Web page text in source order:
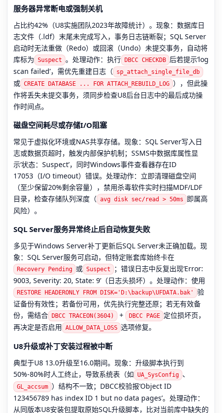
服务器异常断电或强制关机
占比约42%（U8实施团队2023年故障统计）。现象：数据库日
志文件（.ldf）末尾未完成写入，事务日志链断裂；SQL Server
启动时无法重做（Redo）或回滚（Undo）未提交事务，自动将
库标为 Suspect 。处理动作：执行 DBCC CHECKDB 后若提示‘log
scan failed’，需优先重建日志（ sp_attach_single_file_db
或 CREATE DATABASE ... FOR ATTACH_REBUILD_LOG ），但此操
作将丢失未提交事务，须同步检查U8后台日志中的最后成功操
作时间点。
磁盘空间耗尽或存储I/O阻塞
常见于虚拟化环境或NAS共享存储。现象：SQL Server写入日
志或数据页超时，触发内部保护机制；SSMS中数据库属性显
示‘状态：Suspect’，同时Windows事件查看器存在ID
17053（I/O timeout）错误。处理动作：立即清理磁盘空间
（至少保留20%剩余容量），禁用杀毒软件实时扫描MDF/LDF
目录，检查存储队列深度（ avg disk sec/read > 50ms
即属高
风险）。
SQL Server服务异常终止后自动恢复失败
多见于Windows Server补丁更新后SQL Server未正确加载。现
象：SQL Server服务可启动，但特定账套库始终卡在
Recovery Pending 或 Suspect
；错误日志中反复出现‘Error:
9003, Severity: 20, State: 9’（日志头损坏）。处理动作：使用
RESTORE HEADERONLY FROM DISK='D:\backup\UFDATA.bak'
验
证备份有效性；若备份可用，优先执行完整还原；若无有效备
份，需结合 DBCC TRACEON(3604) + DBCC PAGE 定位损坏页，
再决定是否启用 ALLOW_DATA_LOSS 选项修复。
U8升级或补丁安装过程被中断
典型于U8 13.0升级至16.0期间。现象：升级脚本执行到
50%-80%时人工终止，导致系统表（如 UA_SysConfig 、
GL_accsum ）结构不一致；DBCC校验报‘Object ID
123456789 has index ID 1 but no data pages’。处理动作：
从同版本U8安装包提取原始SQL升级脚本，比对当前库中缺失的